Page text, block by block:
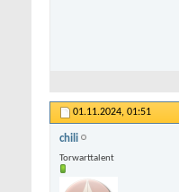
01.11.2024, 01:51
chili
Torwarttalent